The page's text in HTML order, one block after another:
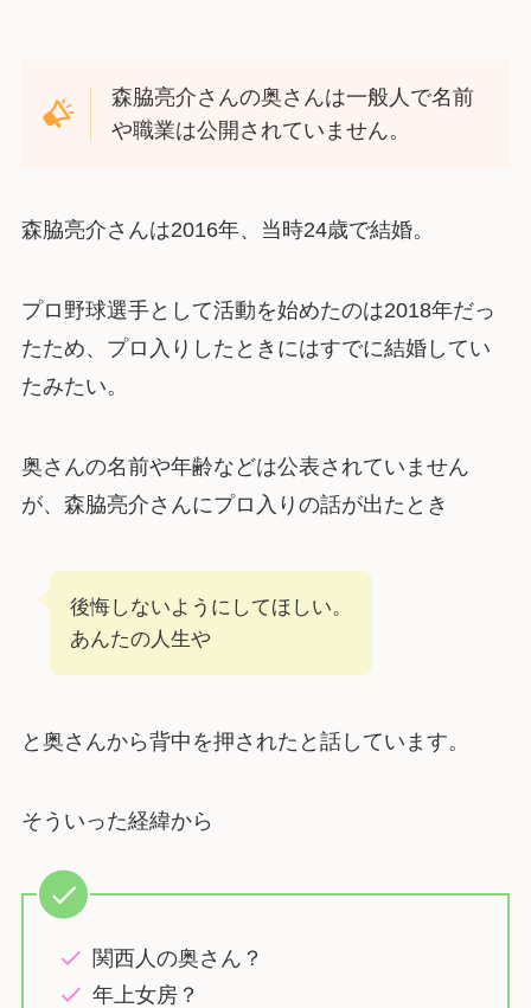
森脇亮介さんの奥さんは一般人で名前
や職業は公開されていません。
森脇亮介さんは2016年、当時24歳で結婚。
プロ野球選手として活動を始めたのは2018年だっ
たため、プロ入りしたときにはすでに結婚してい
たみたい。
奥さんの名前や年齢などは公表されていません
が、森脇亮介さんにプロ入りの話が出たとき
後悔しないようにしてほしい。
あんたの人生や
と奥さんから背中を押されたと話しています。
そういった経緯から
関西人の奥さん？
年上女房？